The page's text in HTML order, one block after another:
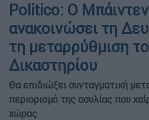
Politico: Ο
ανακοινώσει τη
τη μεταρρύθμιση
Δικαστηρίου
Θα επιδιώξει συνταγματική
περιορισμό της ασυλίας που
χώρας